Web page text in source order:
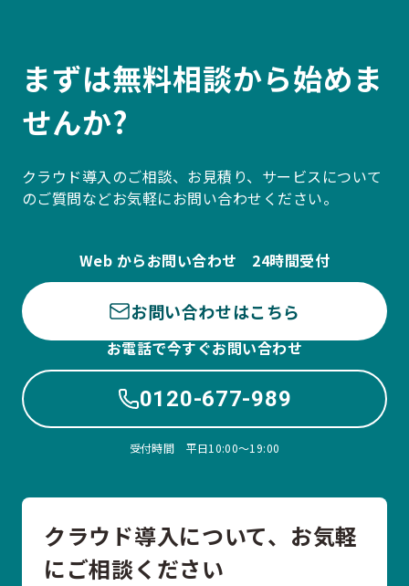
まずは無料相談から始めま
せんか?
クラウド導入のご相談、お見積り、サービスについて
のご質問などお気軽にお問い合わせください。
Web からお問い合わせ 24時間受付
お問い合わせはこちら
お電話で今すぐお問い合わせ
0120-677-989
受付時間 平日10:00〜19:00
クラウド導入について、お気軽
にご相談ください